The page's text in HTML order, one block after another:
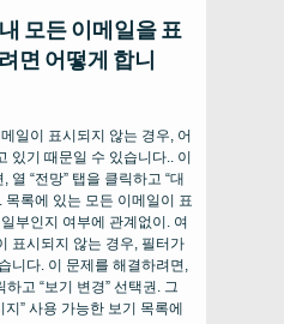
모든 이메일을 표
면 어떻게 합니
일이 표시되지 않는 경우, 어
있기 때문일 수 있습니다.. 이
열 “전망” 탭을 클릭하고 “대
목록에 있는 모든 이메일이 표
부인지 여부에 관계없이. 여
표시되지 않는 경우, 필터가
니다. 이 문제를 해결하려면,
하고 “보기 변경” 선택권. 그
지” 사용 가능한 보기 목록에